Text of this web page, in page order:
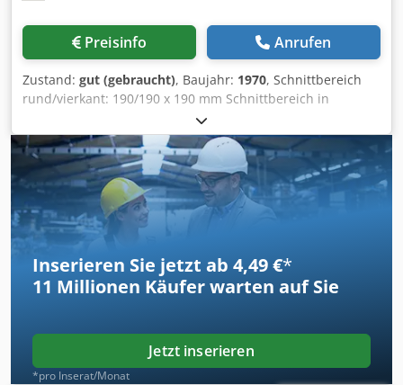
Preisinfo Anrufen
Zustand: gut (gebraucht), Baujahr: 1970, Schnittbereich
rund/vierkant: 190/190 x 190 mm Schnittbereich in
Gehrung 45° rund/rechteck: 140/190 x 140 mm
Sägeblattabmessungen: 400 x 32 x 1,5 mm 1
Hubgeschwindigkeit: 85/min Antriebsmotor: 380 V, 0,37 kW
Gewicht: 126 kg Dedpfoyvfp Iox Adhjkr Platzbedarf: 1200 x
600 x 980 mm
Inserieren Sie jetzt ab 4,49 €*
11 Millionen Käufer warten auf Sie
Jetzt inserieren
*pro Inserat/Monat